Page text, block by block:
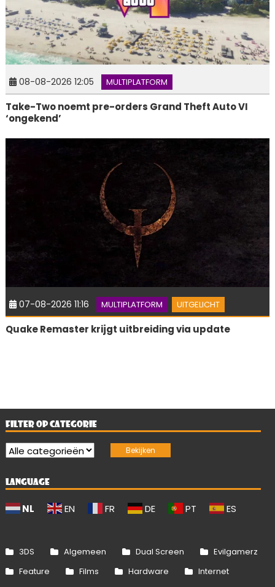
08-08-2026 12:05 MULTIPLATFORM
Take-Two noemt pre-orders Grand Theft Auto VI
‘ongekend’
07-08-2026 11:16 MULTIPLATFORM UITGELICHT
Quake Remaster krijgt uitbreiding via update
FILTER OP CATEGORIE
LANGUAGE
NL EN FR DE PT ES
3DS Algemeen Dual Screen
Evilgamerz
Feature
Films Hardware
Internet